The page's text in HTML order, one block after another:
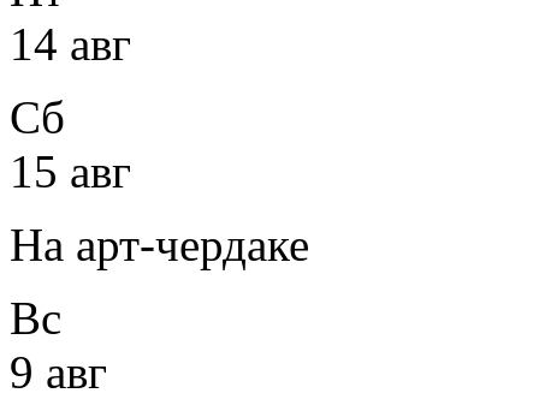
14 авг
Сб
15 авг
На арт-чердаке
Вс
9 авг